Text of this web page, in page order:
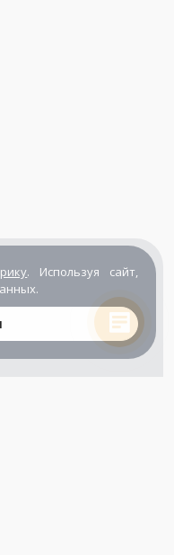
. Используя сайт,